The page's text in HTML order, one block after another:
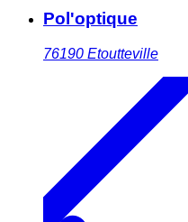
Pol'optique
76190 Etoutteville